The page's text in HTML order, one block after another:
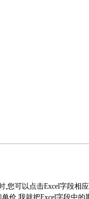
,您可以点击Excel字段相
价,我就把Excel字段中的